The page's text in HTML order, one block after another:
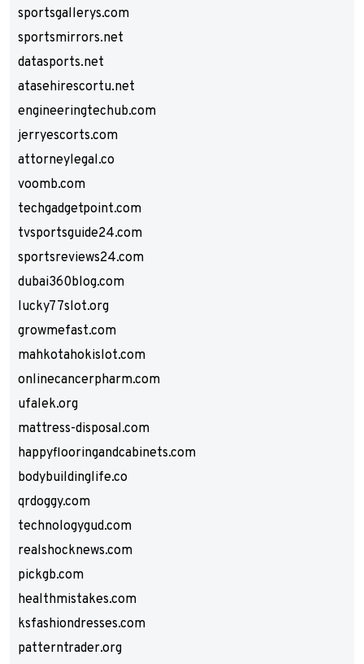
sportsgallerys.com
sportsmirrors.net
datasports.net
atasehirescortu.net
engineeringtechub.com
jerryescorts.com
attorneylegal.co
voomb.com
techgadgetpoint.com
tvsportsguide24.com
sportsreviews24.com
dubai360blog.com
lucky77slot.org
growmefast.com
mahkotahokislot.com
onlinecancerpharm.com
ufalek.org
mattress-disposal.com
happyflooringandcabinets.com
bodybuildinglife.co
qrdoggy.com
technologygud.com
realshocknews.com
pickgb.com
healthmistakes.com
ksfashiondresses.com
patterntrader.org